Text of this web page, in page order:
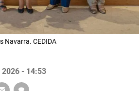
Navarra. CEDIDA
2026 - 14:53